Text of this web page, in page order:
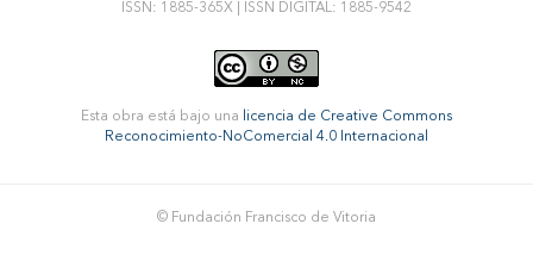
ISSN: 1885-365X | ISSN DIGITAL: 1885-9542
Esta obra está bajo una
licencia de Creative Commons
Reconocimiento-NoComercial 4.0 Internacional
© Fundación Francisco de Vitoria